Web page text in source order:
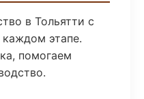
в Тольятти с
каждом этапе.
помогаем